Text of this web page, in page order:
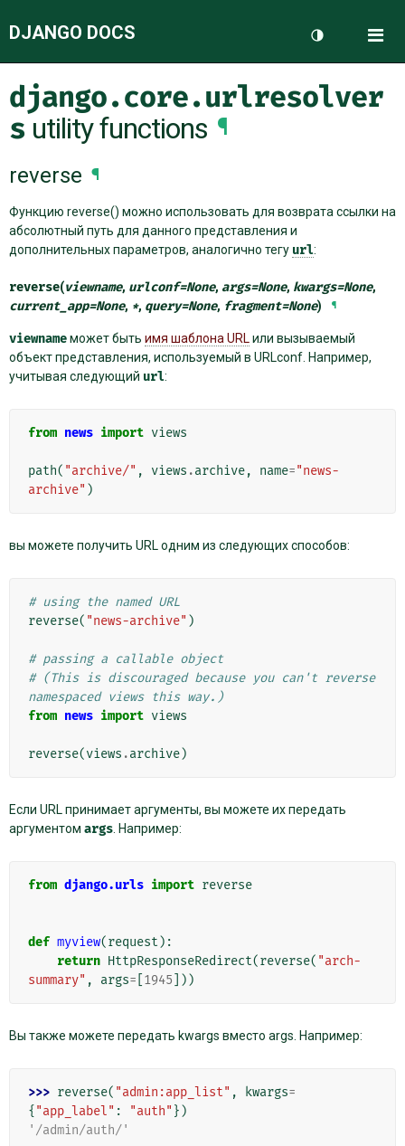
DJANGO DOCS
ДОКУМЕНТАЦИЯ
БЛОГ
django.core.urlresolver
s utility functions ¶
reverse ¶
Функцию reverse() можно использовать для возврата ссылки на
абсолютный путь для данного представления и
дополнительных параметров, аналогично тегу url:
reverse(viewname, urlconf=None, args=None, kwargs=None,
current_app=None, *, query=None, fragment=None) ¶
viewnameможет быть имя шаблона URL или вызываемый
объект представления, используемый в URLconf. Например,
учитывая следующий url:
from news import views
path( "archive/" , views .archive, name="news-
archive" )
вы можете получить URL одним из следующих способов:
# using the named URL
reverse( "news-archive" )
# passing a callable object
# (This is discouraged because you can't reverse
namespaced views this way.)
from news import views
reverse(views .archive)
Если URL принимает аргументы, вы можете их передать
аргументом args . Например:
from django.urls import reverse
def myview(request ):
return HttpResponseRedirect(reverse( "arch-
summary" , args= 1945 ]))
Вы также можете передать kwargs вместо args. Например:
>>> reverse( "admin:app_list" , kwargs=
{ "app_label" : "auth" })
'/admin/auth/'